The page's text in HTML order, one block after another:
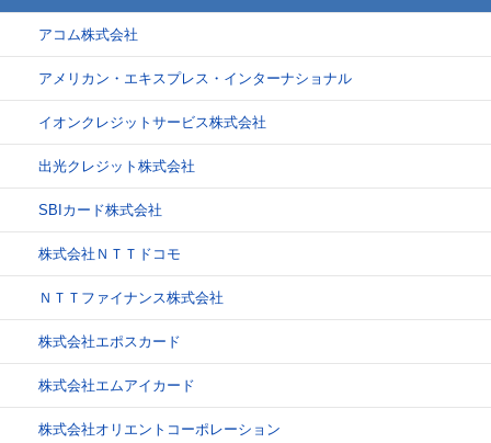
アコム株式会社
アメリカン・エキスプレス・インターナショナル
イオンクレジットサービス株式会社
出光クレジット株式会社
SBIカード株式会社
株式会社ＮＴＴドコモ
ＮＴＴファイナンス株式会社
株式会社エポスカード
株式会社エムアイカード
株式会社オリエントコーポレーション